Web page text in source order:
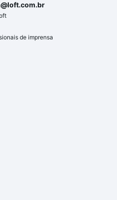
de imprensa